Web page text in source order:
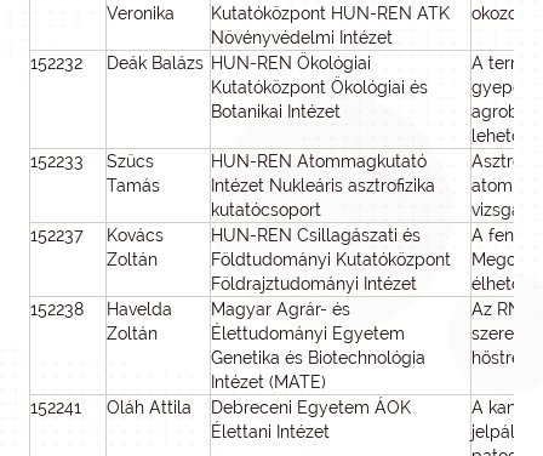
Veronika
Kutatóközpont HUN-REN ATK
Növényvédelmi Intézet
okozott
152232 Deák Balázs HUN-REN Ökológiai
Kutatóközpont Ökológiai és
Botanikai Intézet
A
gyepek
152233
Szücs
Tamás
HUN-REN Atommagkutató
Intézet Nukleáris asztrofizika
kutatócsoport
152237
Kovács
Zoltán
HUN-REN Csillagászati és
Földtudományi Kutatóközpont
Földrajztudományi Intézet
A
élhető
152238
Havelda
Zoltán
Magyar Agrár- és
Élettudományi Egyetem
Genetika és Biotechnológia
Intézet (MATE)
Az
szerepe
152241 Oláh Attila
Debreceni Egyetem ÁOK
Élettani Intézet
A